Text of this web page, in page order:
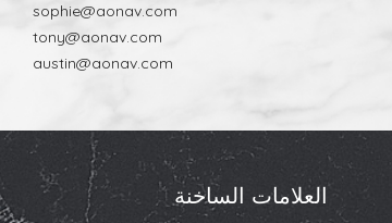
sophie@aonav.com
tony@aonav.com
austin@aonav.com
العلامات الساخنة